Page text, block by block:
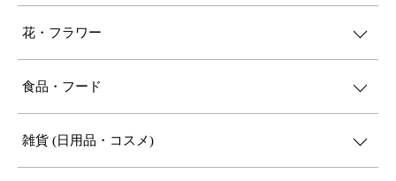
花・フラワー
食品・フード
雑貨 (日用品・コスメ)